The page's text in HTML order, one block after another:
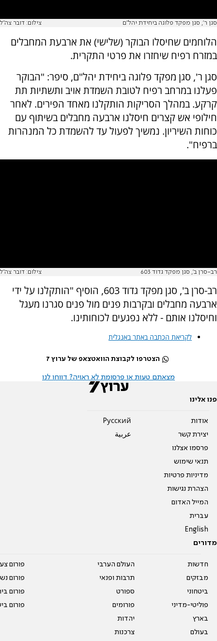
סגן ר׳, סגן מפקד פלוגה ביחידת יהל״ם צילום: דובר צה"ל
הלוחמים שחיסלו הבוקר (שלישי) את ארבעת המחבלים
במזרח רפיח שיחזרו את פרטי התקרית.
סגן ר', סגן מפקד פלוגה ביחידת יהל"ם, סיפר: "הבוקר
פעלנו במרחב רפיח לטובת השמדת אויב ותשתיות תת
קרקע. במהלך הסריקות הותקלנו מאחד הפירים. לאחר
חילופי אש קצרים חיסלנו ארבעה מחבלים בשיתוף עם
כוחות השיריון. נמשיך לפעול עד להשמדת כל המנהרות
ברפיח".
רב-סרן ב', סגן מפקד גדוד 603 צילום: דובר צה"ל
רב-סרן ב', סגן מפקד גדוד 603, הוסיף "הותקלנו על ידי
ארבעה מחבלים ובקרבות פנים מול פנים סגרנו מעגל
וחיסלנו אותם - ללא נפגעים לכוחותינו.
לקריאת הכתבה באתר באנגלית
הצטרפו לקבוצת הוואטצאפ של ערוץ 7
מצאתם טעות או פרסומת לא ראויה? דווחו לנו
פנו אלינו
אודות
יצירת קשר
פרסמו אצלנו
תנאי שימוש
מדיניות פרטיות
הצהרת נגישות
המייל האדום
עברית
English
Pусский
عربية
מדורים
חדשות
מבזקים
ביטחוני
פוליטי-מדיני
בארץ
בעולם
העולם הערבי
תרבות ופנאי
ספורט
פורומים
יהדות
צרכנות
פורום
פורום
פורום
פורום